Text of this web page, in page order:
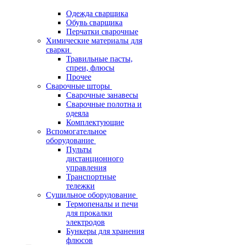
Одежда сварщика
Обувь сварщика
Перчатки сварочные
Химические материалы для
сварки
Травильные пасты,
спреи, флюсы
Прочее
Сварочные шторы
Сварочные занавесы
Сварочные полотна и
одеяла
Комплектующие
Вспомогательное
оборудование
Пульты
дистанционного
управления
Транспортные
тележки
Сушильное оборудование
Термопеналы и печи
для прокалки
электродов
Бункеры для хранения
флюсов